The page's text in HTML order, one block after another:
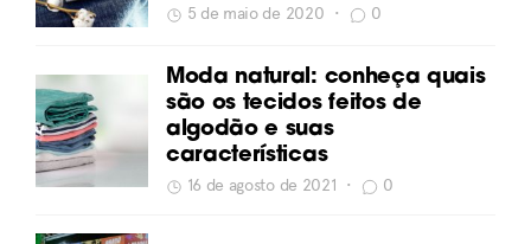
5 de maio de 2020 • 0
Moda natural: conheça quais
são os tecidos feitos de
algodão e suas
características
16 de agosto de 2021 • 0